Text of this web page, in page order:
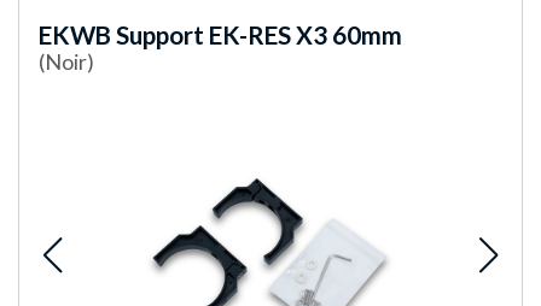
EKWB Support EK-RES X3 60mm
(Noir)